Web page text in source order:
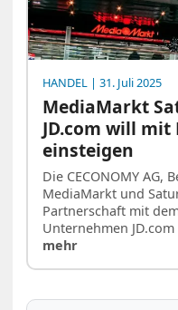
HANDEL | 31. Juli 2025
MediaMarkt
JD.com will
einsteigen
Die CECONOMY AG,
MediaMarkt und
Partnerschaft mit
Unternehmen
mehr